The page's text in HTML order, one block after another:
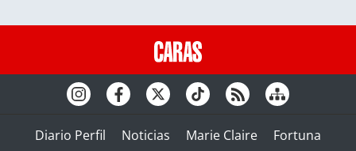
Diario Perfil Noticias Marie Claire
Fortuna